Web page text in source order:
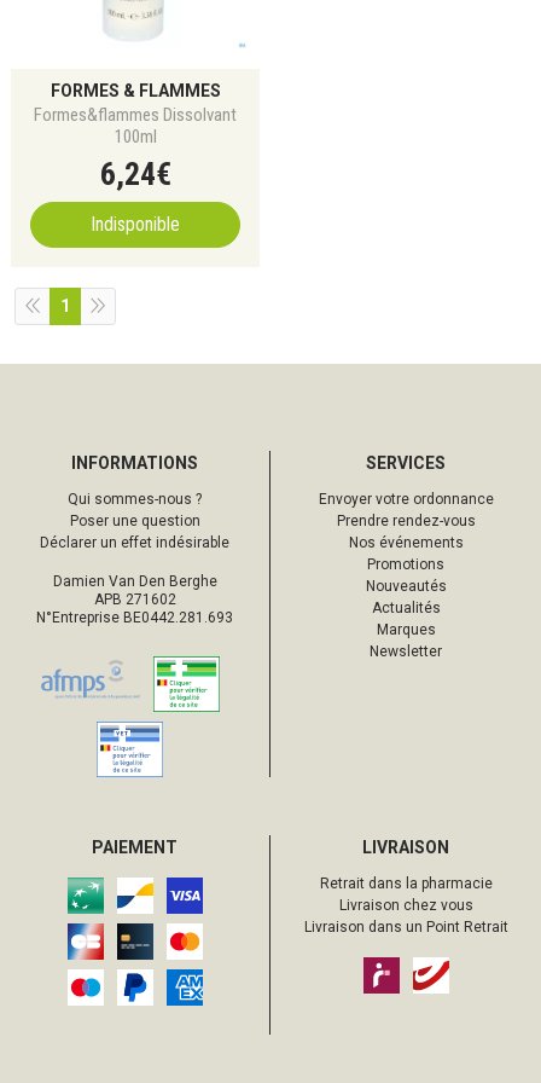
FORMES & FLAMMES
Formes&flammes Dissolvant
100ml
6,24€
Indisponible
1
INFORMATIONS
Qui sommes-nous ?
Poser une question
Déclarer un effet indésirable
Damien Van Den Berghe
APB 271602
N°Entreprise BE0442.281.693
SERVICES
Envoyer votre ordonnance
Prendre rendez-vous
Nos événements
Promotions
Nouveautés
Actualités
Marques
Newsletter
PAIEMENT LIVRAISON
Retrait dans la pharmacie
Livraison chez vous
Livraison dans un Point Retrait